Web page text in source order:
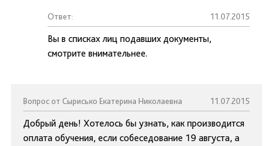
Ответ: 11.07.2015
Вы в списках лиц подавших документы,
смотрите внимательнее.
Вопрос от Сырисько Екатерина Николаевна 11.07.2015
Добрый день! Хотелось бы узнать, как производится
оплата обучения, если собеседование 19 августа, а